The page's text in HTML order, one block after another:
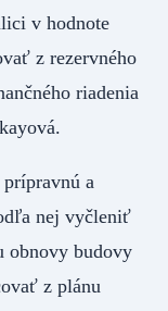
v hodnote
z rezervného
riadenia
a
nej vyčleniť
obnovy budovy
z plánu